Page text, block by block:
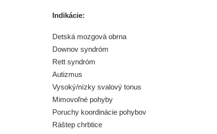
Indikácie:
Detská mozgová obrna
Downov syndróm
Rett syndróm
Autizmus
Vysoký/nízky svalový tonus
Mimovoľné pohyby
Poruchy koordinácie pohybov
Ráštep chrbtice